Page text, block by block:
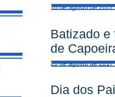
18 de agosto de 2017
Batizado e
de
20 de agosto de 2017
Dia dos